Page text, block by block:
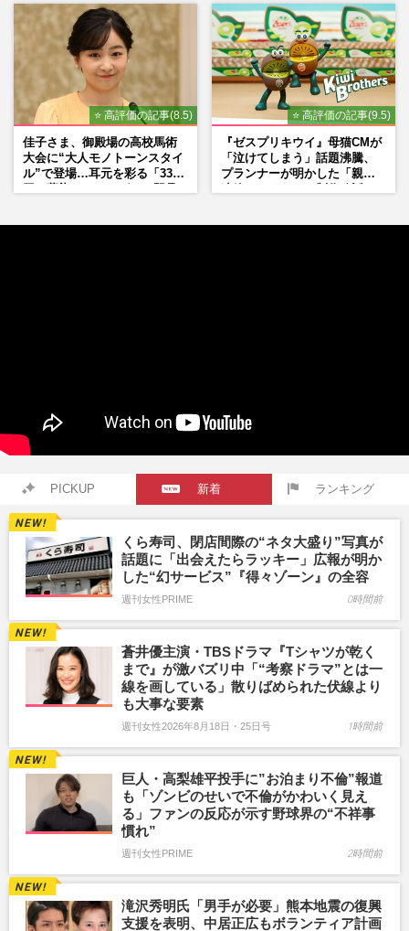
⭐ 高評価の記事(8.5)
佳子さま、御殿場の高校馬術
大会に“大人モノトーンスタイ
ル”で登場…耳元を彩る「3300
⭐ 高評価の記事(9.5)
『ゼスプリキウイ』母猫CMが
「泣けてしまう」話題沸騰、
プランナーが明かした「親に
PICKUP 新着 ランキング
くら寿司、閉店間際の“ネタ大盛り”写真が
話題に「出会えたらラッキー」広報が明か
した“幻サービス”『得々ゾーン』の全容
週刊女性PRIME 0時間前
蒼井優主演・TBSドラマ『Tシャツが乾く
まで』が激バズリ中「“考察ドラマ”とは一
線を画している」散りばめられた伏線より
も大事な要素
週刊女性2026年8月18日・25日号 1時間前
巨人・高梨雄平投手に”お泊まり不倫”報道
も「ゾンビのせいで不倫がかわいく見え
る」ファンの反応が示す野球界の“不祥事
慣れ”
週刊女性PRIME 2時間前
滝沢秀明氏「男手が必要」熊本地震の復興
支援を表明、中居正広もボランティア計画